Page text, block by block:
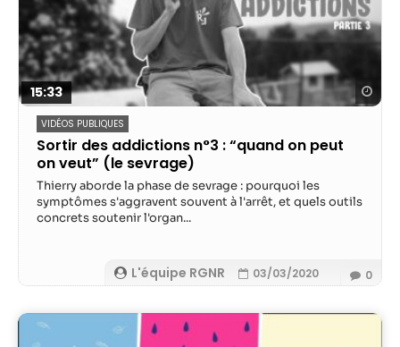
15:33
VIDÉOS PUBLIQUES
Sortir des addictions n°3 : “quand on peut
on veut” (le sevrage)
L'équipe RGNR 03/03/2020
Thierry aborde la phase de sevrage : pourquoi les
symptômes s'aggravent souvent à l'arrêt, et quels outils
concrets soutenir l'organ...
0